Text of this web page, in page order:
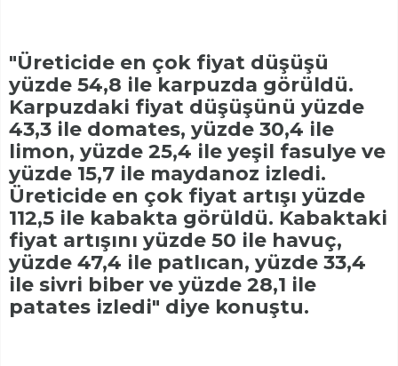
"Üreticide en çok fiyat düşüşü
yüzde 54,8 ile karpuzda görüldü.
Karpuzdaki fiyat düşüşünü yüzde
43,3 ile domates, yüzde 30,4 ile
limon, yüzde 25,4 ile yeşil fasulye ve
yüzde 15,7 ile maydanoz izledi.
Üreticide en çok fiyat artışı yüzde
112,5 ile kabakta görüldü. Kabaktaki
fiyat artışını yüzde 50 ile havuç,
yüzde 47,4 ile patlıcan, yüzde 33,4
ile sivri biber ve yüzde 28,1 ile
patates izledi" diye konuştu.